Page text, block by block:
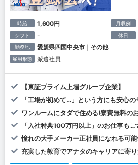
時給 1,600円 月収例
シフト - 休日
勤務地 愛媛県四国中央市｜その他
雇用形態 派遣社員
【東証プライム上場グループ企業】
「工場が初めて…」という方にも安心の
ワンルームにタダで住める!寮費無料の
「入社特典100万円以上」のお仕事も
憧れの大手メーカー正社員になれる可
充実した教育でアナタのキャリアに寄